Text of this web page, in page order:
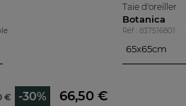
€ -30% 66,50 €
Taie d'oreiller
Botanica
Réf : 837516801
65x65cm